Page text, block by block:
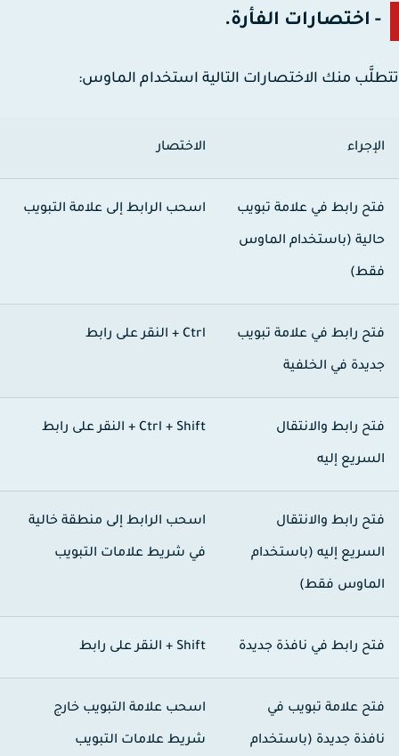
- اختصارات الفأرة.
منك الاختصارات التالية استخدام الماوس:
الاختصار
رابط في علامة تبويب
(باستخدام الماوس
اسحب الرابط إلى علامة التبويب
رابط في علامة تبويب
في الخلفية
Ctrl + النقر على رابط
رابط والانتقال
إليه
Ctrl + Shift + النقر على رابط
رابط والانتقال
إليه (باستخدام
فقط)
اسحب الرابط إلى منطقة خالية
في شريط علامات التبويب
رابط في نافذة جديدة Shift + النقر على رابط
علامة تبويب في
جديدة (باستخدام
اسحب علامة التبويب خارج
شريط علامات التبويب